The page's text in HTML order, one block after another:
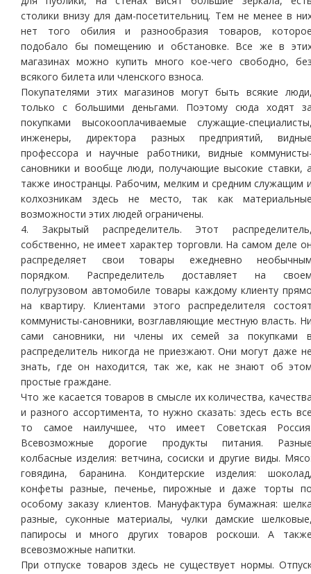
столики внизу для дам-посетительниц. Тем не менее в
нет того обилия и разнообразия товаров,
подобало бы помещению и обстановке. Все же в
магазинах можно купить много кое-чего свободно,
всякого билета или членского взноса.
Покупателями этих магазинов могут быть всякие
только с большими деньгами. Поэтому сюда ходят
покупками высокооплачиваемые служащие-
инженеры, директора разных предприятий,
профессора и научные работники, видные
сановники и вообще люди, получающие высокие ставки,
также иностранцы. Рабочим, мелким и средним служащим
колхозникам здесь не место, так как
возможности этих людей ограничены.
4. Закрытый распределитель. Этот
собственно, не имеет характер торговли. На самом деле
распределяет свои товары ежедневно
порядком. Распределитель доставляет на
полугрузовом автомобиле товары каждому клиенту
на квартиру. Клиентами этого распределителя
коммунисты-сановники, возглавляющие местную власть.
сами сановники, ни члены их семей за покупками
распределитель никогда не приезжают. Они могут даже
знать, где он находится, так же, как не знают об
простые граждане.
Что же касается товаров в смысле их количества,
и разного ассортимента, то нужно сказать: здесь есть
то самое наилучшее, что имеет Советская
Всевозможные дорогие продукты питания.
колбасные изделия: ветчина, сосиски и другие виды.
говядина, баранина. Кондитерские изделия:
конфеты разные, печенье, пирожные и даже торты
особому заказу клиентов. Мануфактура бумажная:
разные, суконные материалы, чулки дамские
папиросы и много других товаров роскоши. А
всевозможные напитки.
При отпуске товаров здесь не существует нормы.